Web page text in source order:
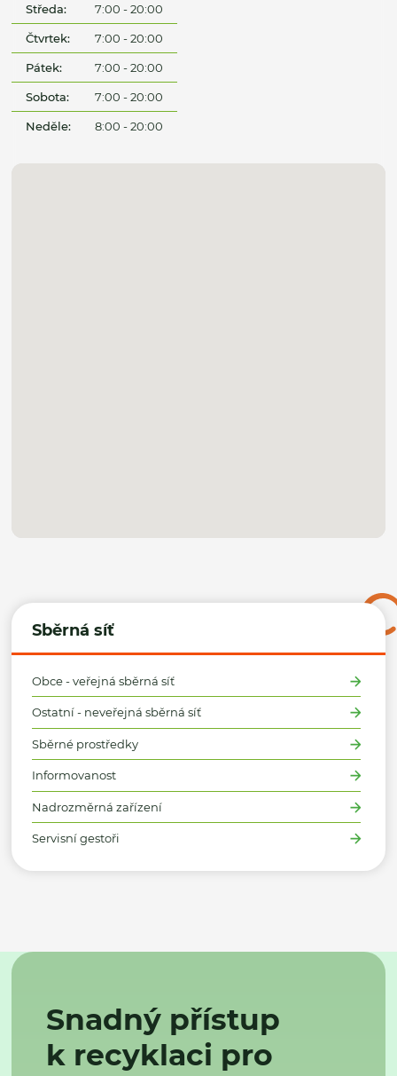
Sběrná síť
Obce - veřejná sběrná síť
Ostatní - neveřejná sběrná síť
Sběrné prostředky
Informovanost
Nadrozměrná zařízení
Servisní gestoři
Středa: 7:00 - 20:00
Čtvrtek: 7:00 - 20:00
Pátek: 7:00 - 20:00
Sobota: 7:00 - 20:00
Neděle: 8:00 - 20:00
Snadný přístup
k recyklaci pro